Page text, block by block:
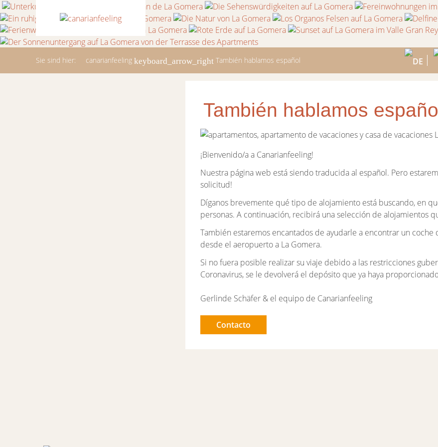
Sie sind hier: canarianfeeling También hablamos español
También hablamos
¡Bienvenido/a a Canarianfeeling!
Nuestra página web está siendo traducida al español. Pero
solicitud!
Díganos brevemente qué tipo de alojamiento está buscando, en
personas. A continuación, recibirá una selección de alojamientos
También estaremos encantados de ayudarle a encontrar un
desde el aeropuerto a La Gomera.
Si no fuera posible realizar su viaje debido a las restricciones
Coronavirus, se le devolverá el depósito que ya haya
Gerlinde Schäfer & el equipo de Canarianfeeling
Contacto